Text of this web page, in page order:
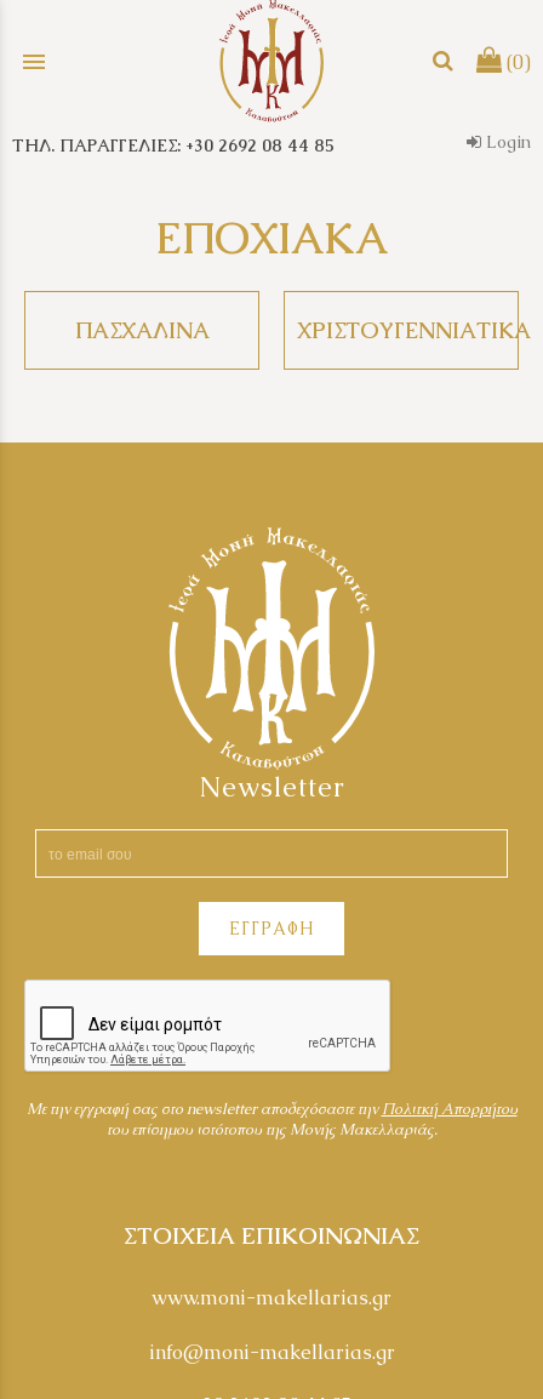
menu (0)
search
ΤΗΛ. ΠΑΡΑΓΓΕΛΙΕΣ: +30 2692 08 44 85 Login
ΕΠΟΧΙΑΚΑ
ΠΑΣΧΑΛΙΝΑ ΧΡΙΣΤΟΥΓΕΝΝΙΑΤΙΚΑ
Newsletter
ΕΓΓΡΑΦΗ
Mε την εγγραφή σας στο newsletter αποδεχόσαστε τηνΠολιτκή Απορρήτου
του επίσημου ιστότοπου της Μονής Μακελλαριάς.
ΣΤΟΙΧΕΙΑ ΕΠΙΚΟΙΝΩΝΙΑΣ
www.moni-makellarias.gr
info@moni-makellarias.gr